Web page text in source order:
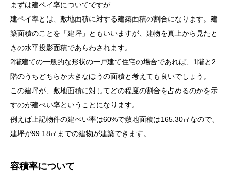
まずは建ペイ率についてですが
建ペイ率とは、敷地面積に対する建築面積の割合になります。建
築面積のことを「建坪」ともいいますが、建物を真上から見たと
きの水平投影面積であらわされます。
2階建ての一般的な形状の一戸建て住宅の場合であれば、1階と2
階のうちどちらか大きなほうの面積と考えても良いでしょう。
この建坪が、敷地面積に対してどの程度の割合を占めるのかを示
すのが建ぺい率ということになります。
例えば上記物件の建ぺい率は60%で敷地面積は165.30㎡なので、
建坪が99.18㎡までの建物が建築できます。
容積率について